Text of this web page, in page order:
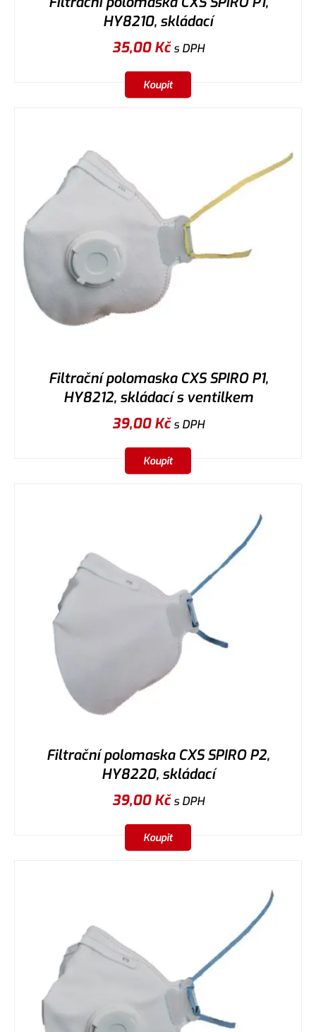
HY8210, skládací
35,00Kčs DPH
Koupit
Filtrační polomaska CXS SPIRO P1,
HY8212, skládací s ventilkem
39,00Kčs DPH
Koupit
Filtrační polomaska CXS SPIRO P2,
HY8220, skládací
39,00Kčs DPH
Koupit